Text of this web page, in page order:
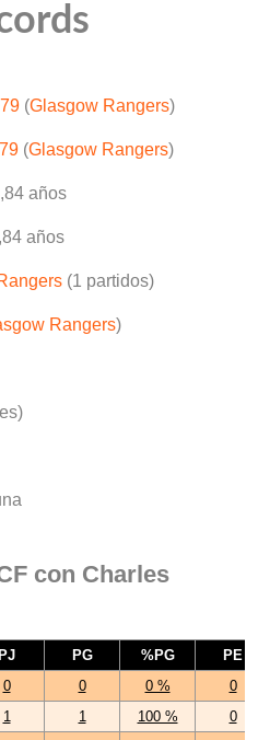
(Glasgow Rangers)
(Glasgow Rangers)
años
años
(1 partidos)
Rangers)
con Charles
PJ PG %PG
PE
0 0 0 %
0
1 1 100 %
0